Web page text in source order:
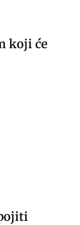
koji će